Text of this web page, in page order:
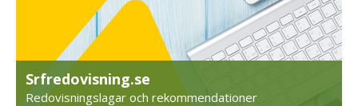
Srfredovisning.se
Redovisningslagar och rekommendationer